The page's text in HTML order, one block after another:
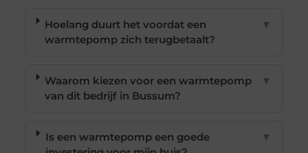
Hoelang duurt het voordat een
warmtepomp zich terugbetaalt?
▼
Waarom kiezen voor een warmtepomp
van dit bedrijf in Bussum?
▼
Is een warmtepomp een goede
▼